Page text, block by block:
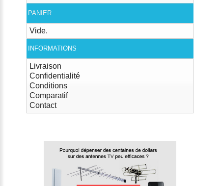
PANIER
Vide.
INFORMATIONS
Livraison
Confidentialité
Conditions
Comparatif
Contact